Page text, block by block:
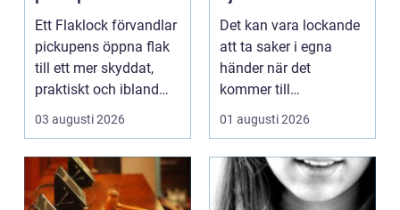
Ett Flaklock förvandlar
pickupens öppna flak
till ett mer skyddat,
praktiskt och ibland
också mer br...
03 augusti 2026
säker elinstallation
Det kan vara lockande
att ta saker i egna
händer när det
kommer till
hemförbättr...
01 augusti 2026